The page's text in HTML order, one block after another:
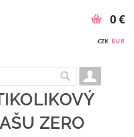
CZK EUR
0 €
ZERO